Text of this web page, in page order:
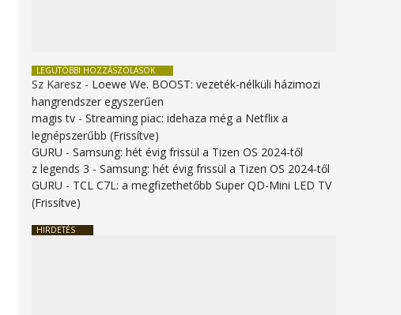
LEGUTÓBBI HOZZÁSZÓLÁSOK
Sz Karesz - Loewe We. BOOST: vezeték-nélküli házimozi
hangrendszer egyszerűen
magis tv -Streaming piac: idehaza még a Netflix a
legnépszerűbb (Frissítve)
GURU -Samsung: hét évig frissül a Tizen OS 2024-től
z legends 3 -Samsung: hét évig frissül a Tizen OS 2024-től
GURU - TCL C7L: a megfizethetőbb Super QD-Mini LED TV
(Frissítve)
HIRDETÉS